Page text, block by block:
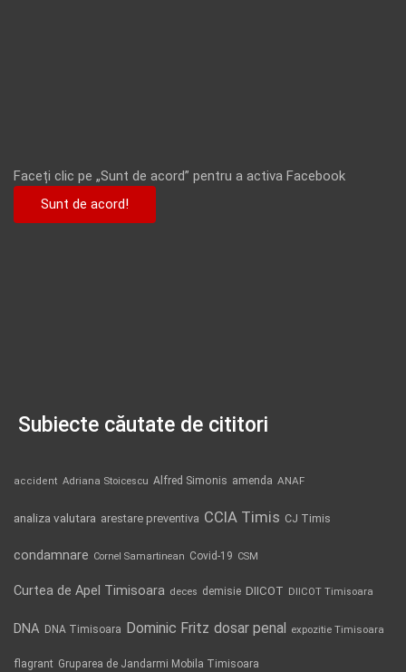
Faceți clic pe „Sunt de acord” pentru a activa Facebook
Sunt de acord!
Subiecte căutate de cititori
accident Adriana Stoicescu Alfred Simonis amenda ANAF
analiza valutara arestare preventiva CCIA Timis CJ Timis
condamnare Cornel Samartinean Covid-19 CSM
Curtea de Apel Timisoara deces demisie DIICOT DIICOT Timisoara
DNA DNA Timisoara Dominic Fritz dosar penal expozitie Timisoara
flagrant Gruparea de Jandarmi Mobila Timisoara